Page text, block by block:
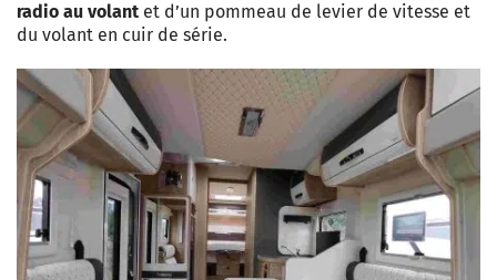
radio au volant et d’un pommeau de levier de vitesse et
du volant en cuir de série.